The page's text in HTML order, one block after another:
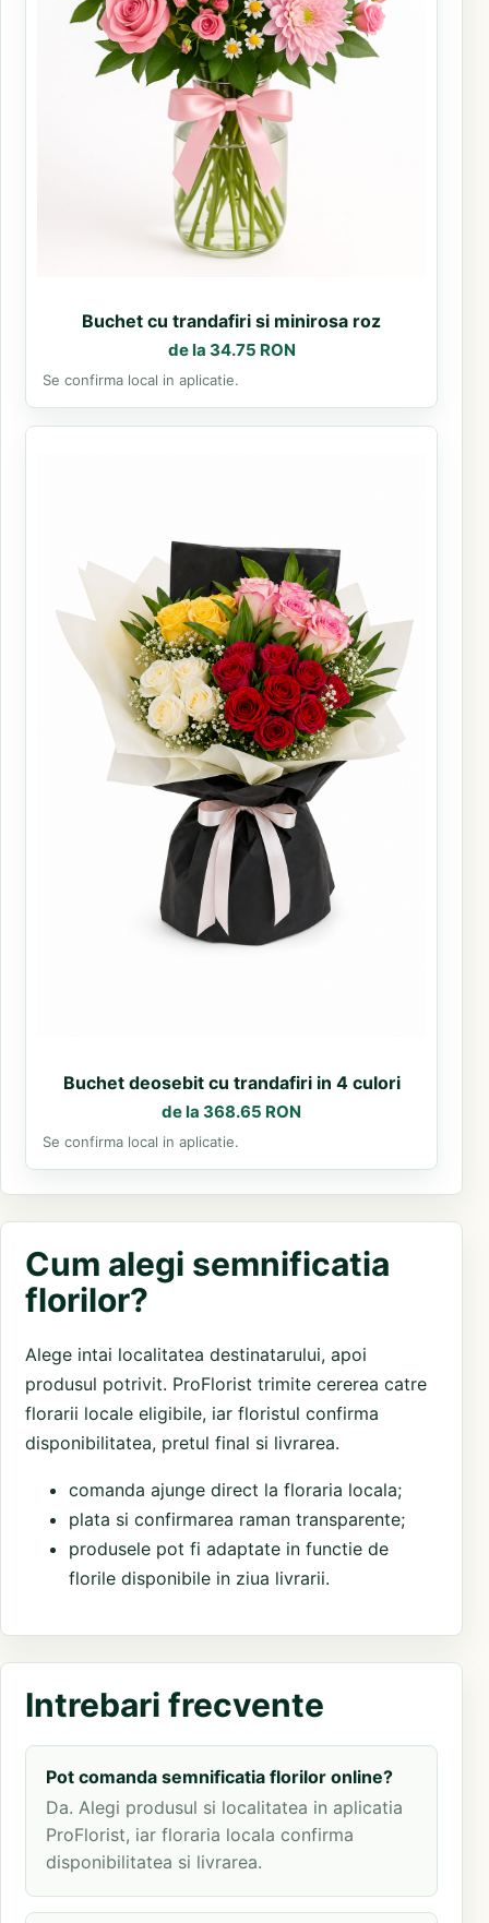
Buchet cu trandafiri si minirosa roz
de la 34.75 RON
Se confirma local in aplicatie.
Buchet deosebit cu trandafiri in 4 culori
de la 368.65 RON
Se confirma local in aplicatie.
Cum alegi semnificatia
florilor?
Alege intai localitatea destinatarului, apoi
produsul potrivit. ProFlorist trimite cererea catre
florarii locale eligibile, iar floristul confirma
disponibilitatea, pretul final si livrarea.
comanda ajunge direct la floraria locala;
plata si confirmarea raman transparente;
produsele pot fi adaptate in functie de
florile disponibile in ziua livrarii.
Intrebari frecvente
Pot comanda semnificatia florilor online?
Da. Alegi produsul si localitatea in aplicatia
ProFlorist, iar floraria locala confirma
disponibilitatea si livrarea.